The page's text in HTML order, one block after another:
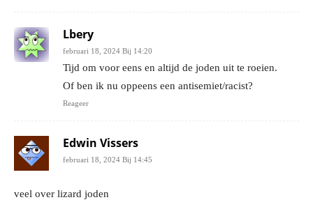
Lbery
februari 18, 2024 Bij 14:20
Tijd om voor eens en altijd de joden uit te roeien.
Of ben ik nu oppeens een antisemiet/racist?
Reageer
Edwin Vissers
februari 18, 2024 Bij 14:45
veel over lizard joden